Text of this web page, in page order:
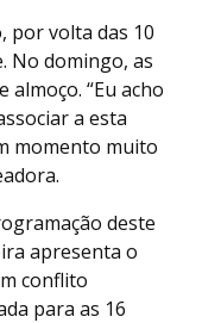
por volta das 10
No domingo, as
“Eu acho
a esta
momento muito
deste
apresenta o
conflito
para as 16